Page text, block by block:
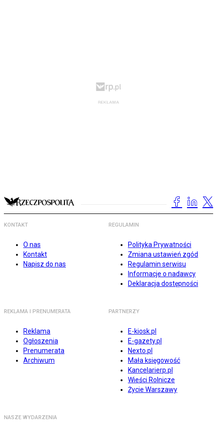
KONTAKT
O nas
Kontakt
Napisz do nas
REGULAMIN
Polityka Prywatności
Zmiana ustawień zgód
Regulamin serwisu
Informacje o nadawcy
Deklaracja dostępności
REKLAMA I PRENUMERATA
Reklama
Ogłoszenia
Prenumerata
Archiwum
PARTNERZY
E-kiosk.pl
E-gazety.pl
Nexto.pl
Mała księgowość
Kancelarierp.pl
Wieści Rolnicze
Życie Warszawy
NASZE WYDARZENIA